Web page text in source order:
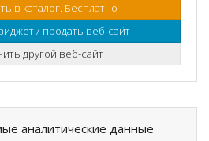
в каталог. Бесплатно
/ продать веб-сайт
другой веб-сайт
аналитические данные